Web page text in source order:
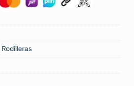
Rodilleras